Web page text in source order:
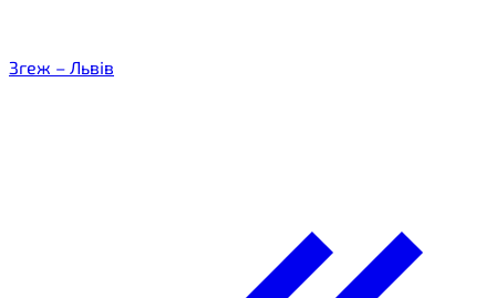
Згеж – Львів